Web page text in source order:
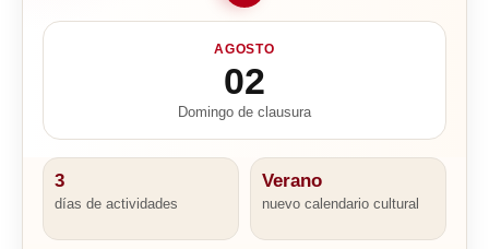
AGOSTO
02
Domingo de clausura
3
días de actividades
Verano
nuevo calendario cultural